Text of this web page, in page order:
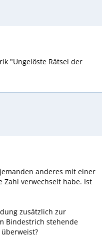
"Ungelöste Rätsel der
anderes mit einer
Zahl verwechselt habe. Ist
zusätzlich zur
Bindestrich stehende